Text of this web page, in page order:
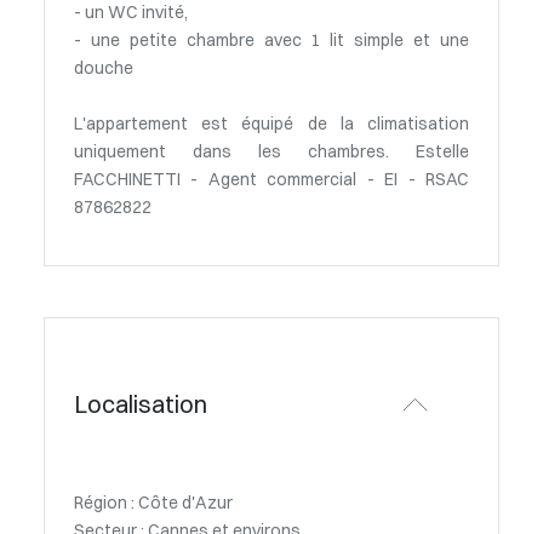
- un WC invité,
- une petite chambre avec 1 lit simple et une
douche
L'appartement est équipé de la climatisation
uniquement dans les chambres. Estelle
FACCHINETTI - Agent commercial - EI - RSAC
87862822
Localisation
Région : Côte d'Azur